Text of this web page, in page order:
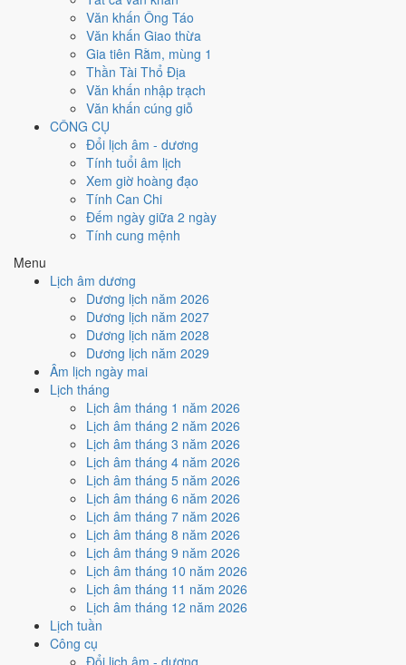
Văn khấn Ông Táo
Văn khấn Giao thừa
Gia tiên Rằm, mùng 1
Thần Tài Thổ Địa
Văn khấn nhập trạch
Văn khấn cúng giỗ
CÔNG CỤ
Đổi lịch âm - dương
Tính tuổi âm lịch
Xem giờ hoàng đạo
Tính Can Chi
Đếm ngày giữa 2 ngày
Tính cung mệnh
Menu
Lịch âm dương
Dương lịch năm 2026
Dương lịch năm 2027
Dương lịch năm 2028
Dương lịch năm 2029
Âm lịch ngày mai
Lịch tháng
Lịch âm tháng 1 năm 2026
Lịch âm tháng 2 năm 2026
Lịch âm tháng 3 năm 2026
Lịch âm tháng 4 năm 2026
Lịch âm tháng 5 năm 2026
Lịch âm tháng 6 năm 2026
Lịch âm tháng 7 năm 2026
Lịch âm tháng 8 năm 2026
Lịch âm tháng 9 năm 2026
Lịch âm tháng 10 năm 2026
Lịch âm tháng 11 năm 2026
Lịch âm tháng 12 năm 2026
Lịch tuần
Công cụ
Đổi lịch âm - dương
Sao Huyền Vũ hắc đạo nên điểm từng việc chênh nhau như bảng
Cưới hỏi - đính hôn
Trung bình
Cưới hỏi - đính hôn hôm nay ở
Sao Vỹ , nhưng Trực Mãn và Ngày Hắc Đạo kéo giảm điểm.
Cách tính ngày tốt
Khai trương - mở cửa hàng
Rất tốt
Khai trương - mở cửa hàng hôm nay ở
Trực Mãn và Sao Vỹ
, nhưng Ngày Hắc Đạo kéo giảm
🤝
Ký hợp đồng - giao ước
5
/10Trung bình
Ký hợp đồng - giao ước hôm nay ở
Sao Vỹ, nhưng Ngày Hắc Đạo kéo giảm điểm.
Cách tính ngày tốt
🏗️ Động thổ - khởi công
8
/10Rất tốt
Động thổ - khởi công hôm nay ởmức rất tốt (8/10)
Trực Mãn và Sao Vỹ, nhưng Ngày Hắc Đạo kéo giảm điểm.
Cách tính ngày tốt
Nhập trạch - vào nhà mới
Trung bình
Nhập trạch - vào nhà mới hôm nay ở
nhờ hợp Sao Vỹ, nhưng Ngày Hắc Đạo kéo giảm điểm.
Cách tính ngày tốt
Mua xe - tậu xe
Rất tốt
Mua xe - tậu xe hôm nay ởmức rất tốt (8/10)
Mãn và Sao Vỹ
Cách tính ngày tốt